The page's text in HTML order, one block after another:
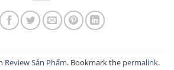
Review Sản Phẩm. Bookmark the permalink.